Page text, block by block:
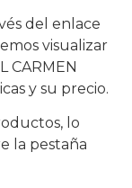
del enlace
visualizar
CARMEN
y su precio.
lo
la pestaña